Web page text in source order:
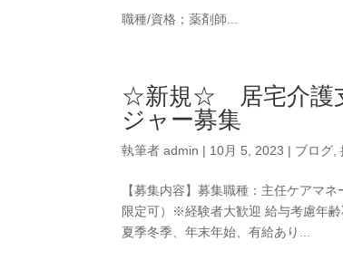
職種/資格；薬剤師...
☆新規☆ 居宅介護
ジャー募集
執筆者admin | 10月 5, 2023 | ブログ ,
【募集内容】募集職種：主任ケアマ
限定可）※経験者大歓迎 給与考慮年
夏季冬季、年末年始、有給あり...